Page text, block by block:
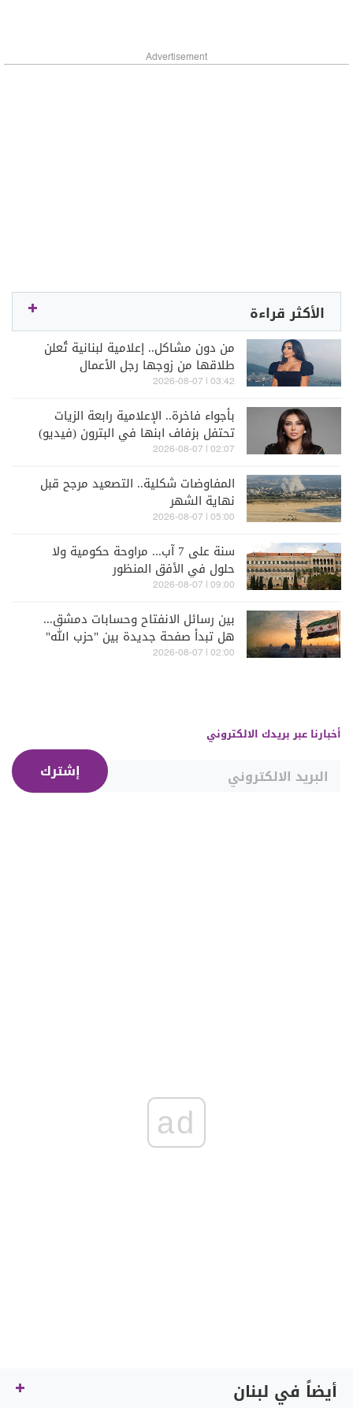
Advertisement
الأكثر قراءة
من دون مشاكل.. إعلامية لبنانية تُعلن
طلاقها من زوجها رجل الأعمال
03:42 | 2026-08-07
بأجواء فاخرة.. الإعلامية رابعة الزيات
تحتفل بزفاف ابنها في البترون (فيديو)
02:07 | 2026-08-07
المفاوضات شكلية.. التصعيد مرجح قبل
نهاية الشهر
05:00 | 2026-08-07
سنة على 7 آب... مراوحة حكومية ولا
حلول في الأفق المنظور
09:00 | 2026-08-07
بين رسائل الانفتاح وحسابات دمشق...
هل تبدأ صفحة جديدة بين "حزب الله"
وسوريا - الشرع؟
02:00 | 2026-08-07
أخبارنا عبر بريدك الالكتروني
إشترك
ad
أيضاً في لبنان